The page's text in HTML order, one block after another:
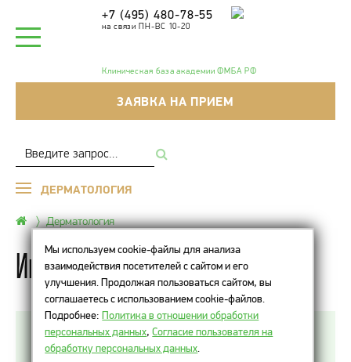
+7 (495) 480-78-55
на связи ПН-ВС 10-20
Клиническая база академии ФМБА РФ
ЗАЯВКА НА ПРИЕМ
ДЕРМАТОЛОГИЯ
Дерматология
Интимные бородавки
Интимные бородавки или кондиломы являются
доброкачественными образованиями,
Мы используем cookie-файлы для анализа
взаимодействия посетителей с сайтом и его
улучшения. Продолжая пользоваться сайтом, вы
соглашаетесь с использованием cookie-файлов.
Подробнее:Политика в отношении обработки
персональных данных,Согласие пользователя на
обработку персональных данных